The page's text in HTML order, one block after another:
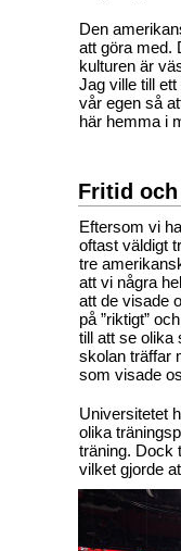
Den
att göra med.
kulturen är
Jag ville till
vår egen så
här hemma i
Fritid
Eftersom vi
oftast väldigt
tre
att vi några
att de visade
på ”riktigt”
till att se olika
skolan träffar
som visade
Universitetet
olika
träning. Dock
vilket gjorde